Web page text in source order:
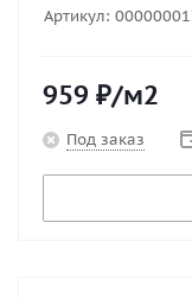
Артикул:
959 ₽/м2
Под заказ